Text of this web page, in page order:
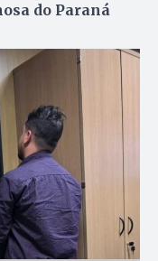
do Paraná